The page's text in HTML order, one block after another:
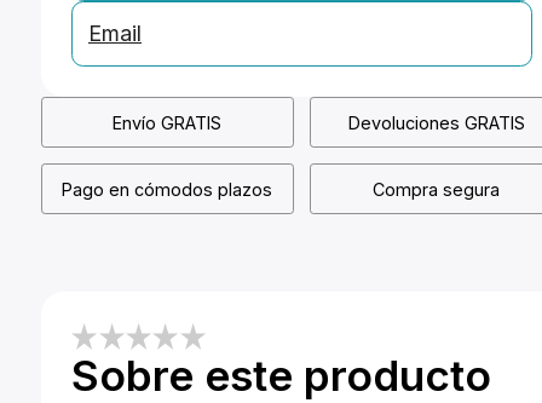
Email
Envío GRATIS Devoluciones GRATIS
Pago en cómodos plazos Compra segura
Sobre este producto